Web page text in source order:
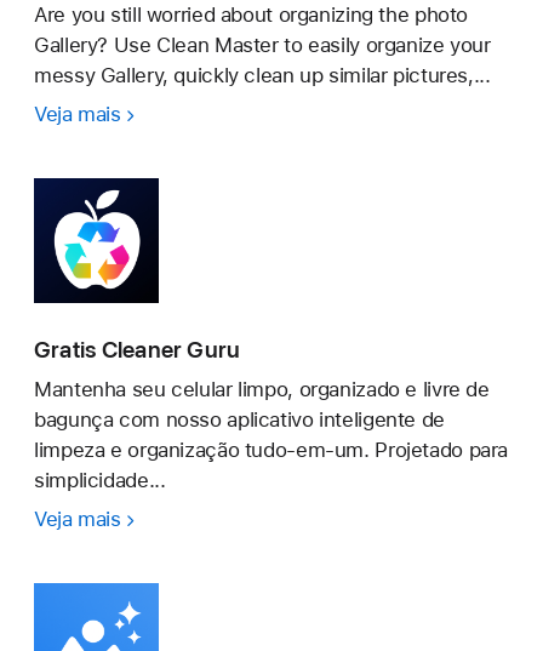
Are you still worried about organizing the photo
Gallery? Use Clean Master to easily organize your
messy Gallery, quickly clean up similar pictures,...
Veja mais Clean
-
Phone
Gratis Cleaner Guru
Mantenha seu celular limpo, organizado e livre de
bagunça com nosso aplicativo inteligente de
limpeza e organização tudo-em-um. Projetado para
simplicidade...
Veja mais Gratis
Guru